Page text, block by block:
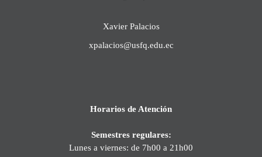
Xavier Palacios
xpalacios@usfq.edu.ec
Horarios de Atención
Semestres regulares:
Lunes a viernes: de 7h00 a 21h00